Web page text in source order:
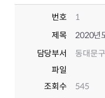
번호
1
제목
2020년
담당부서
동대문
파일
조회수
545